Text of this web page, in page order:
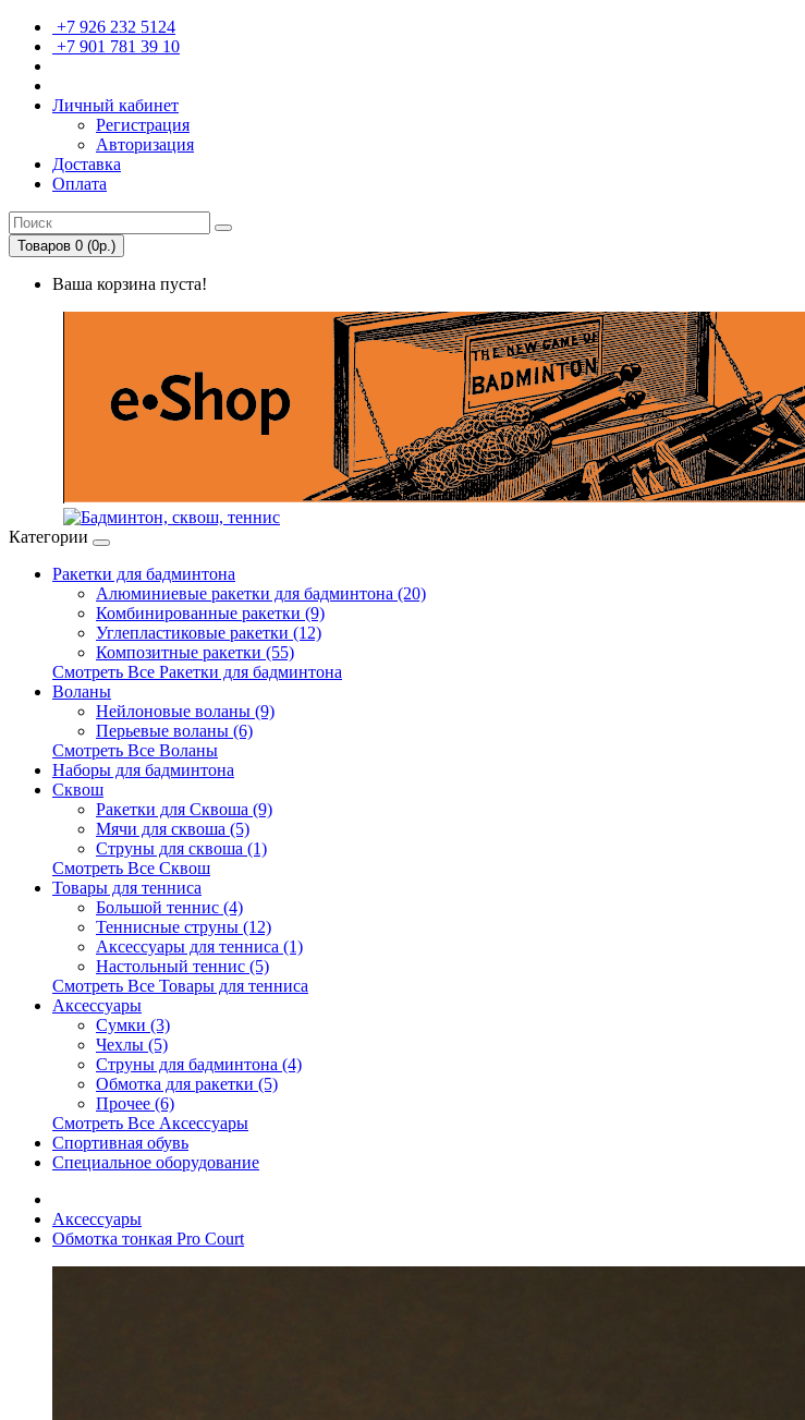
+7 926 232 5124
+7 901 781 39 10
Личный кабинет
Регистрация
Авторизация
Доставка
Оплата
Товаров 0 (0р.)
Ваша корзина пуста!
Категории
Ракетки для бадминтона
Алюминиевые ракетки для бадминтона (20)
Комбинированные ракетки (9)
Углепластиковые ракетки (12)
Композитные ракетки (55)
Смотреть Все Ракетки для бадминтона
Воланы
Нейлоновые воланы (9)
Перьевые воланы (6)
Смотреть Все Воланы
Наборы для бадминтона
Сквош
Ракетки для Сквоша (9)
Мячи для сквоша (5)
Cтруны для сквоша (1)
Смотреть Все Сквош
Товары для тенниса
Большой теннис (4)
Теннисные струны (12)
Аксессуары для тенниса (1)
Настольный теннис (5)
Смотреть Все Товары для тенниса
Аксессуары
Сумки (3)
Чехлы (5)
Струны для бадминтона (4)
Обмотка для ракетки (5)
Прочее (6)
Смотреть Все Аксессуары
Спортивная обувь
Специальное оборудование
Аксессуары
Обмотка тонкая Pro Court